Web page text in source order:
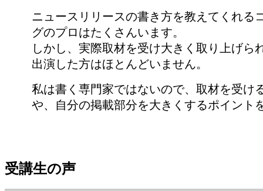
ニュースリリースの書き方を教えてくれる
グのプロはたくさんいます。
しかし、実際取材を受け大きく取り上げら
出演した方はほとんどいません。
私は書く専門家ではないので、取材を受け
や、自分の掲載部分を大きくするポイント
受講生の声